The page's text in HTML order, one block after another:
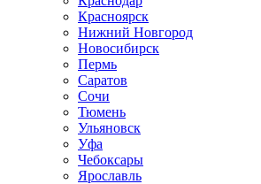
Красноярск
Нижний Новгород
Новосибирск
Пермь
Саратов
Сочи
Тюмень
Ульяновск
Уфа
Чебоксары
Ярославль